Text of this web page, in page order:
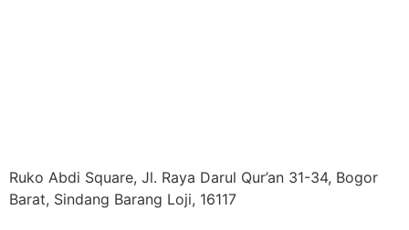
Ruko Abdi Square, Jl. Raya Darul Qur’an 31-34, Bogor
Barat, Sindang Barang Loji, 16117